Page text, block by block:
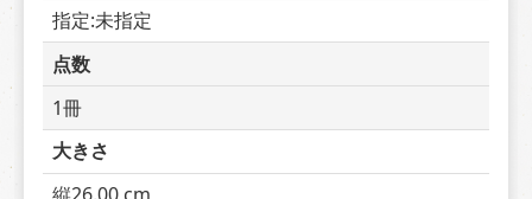
指定:未指定
点数
1冊
大きさ